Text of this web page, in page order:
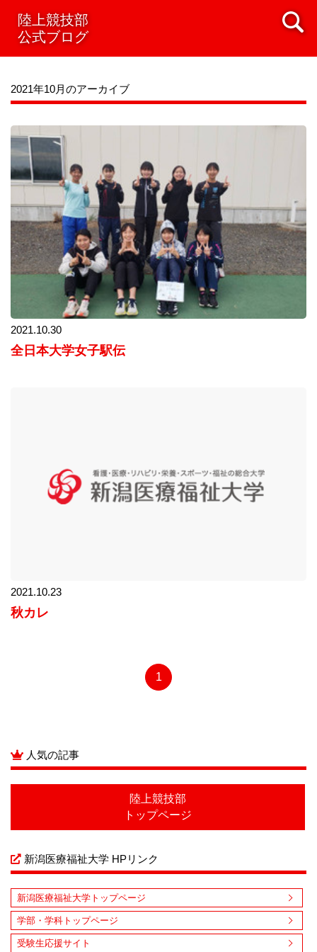
陸上競技部
公式ブログ
2021年10月のアーカイブ
2021.10.30
全日本大学女子駅伝
2021.10.23
秋カレ
1
人気の記事
陸上競技部
トップページ
新潟医療福祉大学 HPリンク
新潟医療福祉大学トップページ
学部・学科トップページ
受験生応援サイト